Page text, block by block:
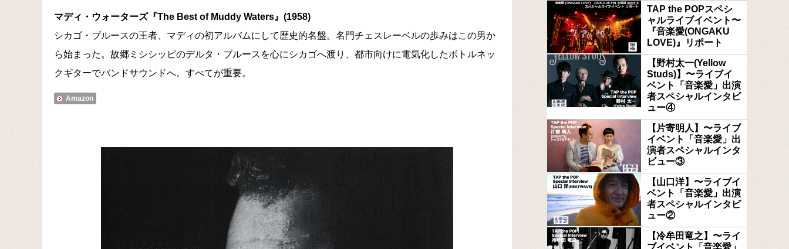
マディ・ウォーターズ『The Best of Muddy Waters』(1958)
シカゴ・ブルースの王者、マディの初アルバムにして歴史的名盤。名門チェスレーベルの歩みはこの男か
ら始まった。故郷ミシシッピのデルタ・ブルースを心にシカゴへ渡り、都市向けに電気化したボトルネッ
クギターでバンドサウンドへ。すべてが重要。
Amazon
TAP the POPスペシ
ャルライブイベント〜
『音楽愛(ONGAKU
LOVE)』リポート
【野村太一(Yellow
Studs)】〜ライブイ
ベント「音楽愛」出演
者スペシャルインタビ
ュー④
【片寄明人】〜ライブ
イベント「音楽愛」出
演者スペシャルインタ
ビュー③
【山口洋】〜ライブイ
ベント「音楽愛」出演
者スペシャルインタビ
ュー②
【冷牟田竜之】〜ライ